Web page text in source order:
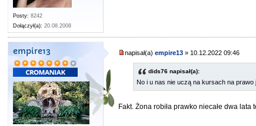
Posty: 8242
Dołączył(a): 20.08.2008
empire13 napisał(a)empire13 » 10.12.2022 09:46
dids76 napisał(a):
No i u nas nie uczą na kursach na prawo
Fakt. Żona robiła prawko niecałe dwa